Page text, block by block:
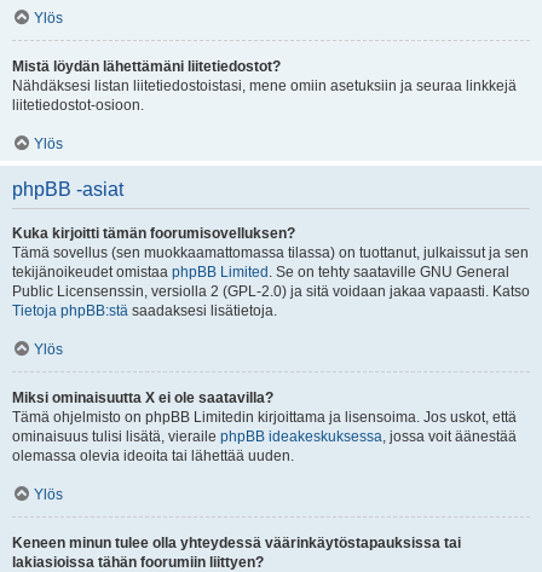
Ylös
Mistä löydän lähettämäni liitetiedostot?
Nähdäksesi listan liitetiedostoistasi, mene omiin asetuksiin ja seuraa linkkejä
liitetiedostot-osioon.
Ylös
phpBB -asiat
Kuka kirjoitti tämän foorumisovelluksen?
Tämä sovellus (sen muokkaamattomassa tilassa) on tuottanut, julkaissut ja sen
tekijänoikeudet omistaa phpBB Limited . Se on tehty saataville GNU General
Public Licensenssin, versiolla 2 (GPL-2.0) ja sitä voidaan jakaa vapaasti. Katso
Tietoja phpBB:stä saadaksesi lisätietoja.
Ylös
Miksi ominaisuutta X ei ole saatavilla?
Tämä ohjelmisto on phpBB Limitedin kirjoittama ja lisensoima. Jos uskot, että
ominaisuus tulisi lisätä, vieraile phpBB ideakeskuksessa, jossa voit äänestää
olemassa olevia ideoita tai lähettää uuden.
Ylös
Keneen minun tulee olla yhteydessä väärinkäytöstapauksissa tai
lakiasioissa tähän foorumiin liittyen?